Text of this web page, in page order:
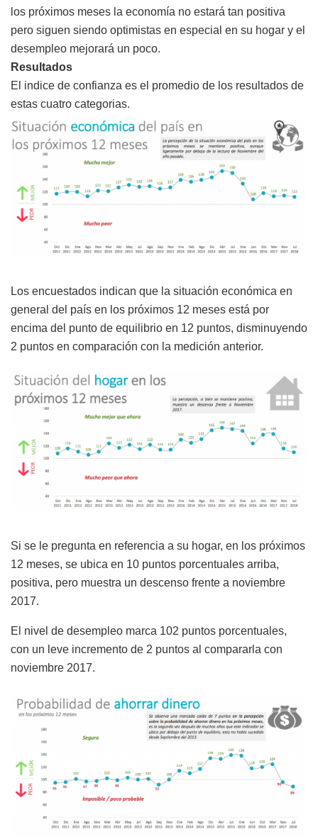
los próximos meses la economía no estará tan positiva
pero siguen siendo optimistas en especial en su hogar y el
desempleo mejorará un poco.
Resultados
El indice de confianza es el promedio de los resultados de
estas cuatro categorias.
Los encuestados indican que la situación económica en
general del país en los próximos 12 meses está por
encima del punto de equilibrio en 12 puntos, disminuyendo
2 puntos en comparación con la medición anterior.
Si se le pregunta en referencia a su hogar, en los próximos
12 meses, se ubica en 10 puntos porcentuales arriba,
positiva, pero muestra un descenso frente a noviembre
2017.
El nivel de desempleo marca 102 puntos porcentuales,
con un leve incremento de 2 puntos al compararla con
noviembre 2017.